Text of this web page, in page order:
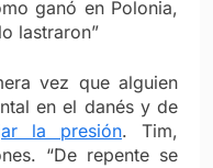
ganó en Polonia,
lastraron”
vez que alguien
en el danés y de
la presión. Tim,
“De repente se